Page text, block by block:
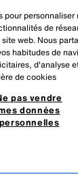
pour
de
web. Nous
habitudes de
d'analyse
de cookies
pas vendre
données
personnelles